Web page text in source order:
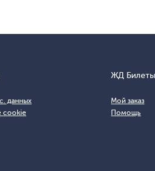
данных
cookie
ЖД Билеты
Мой заказ
Помощь